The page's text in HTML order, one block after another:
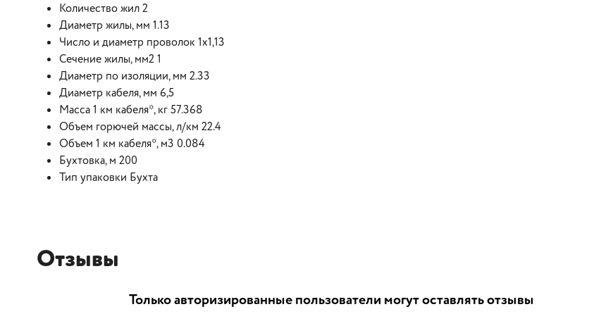
Количество жил 2
Диаметр жилы, мм 1.13
Число и диаметр проволок 1х1,13
Сечение жилы, мм2 1
Диаметр по изоляции, мм 2.33
Диаметр кабеля, мм 6,5
Масса 1 км кабеля*, кг 57.368
Объем горючей массы, л/км 22.4
Объем 1 км кабеля*, м3 0.084
Бухтовка, м 200
Тип упаковки Бухта
Отзывы
Только авторизированные пользователи могут оставлять отзывы